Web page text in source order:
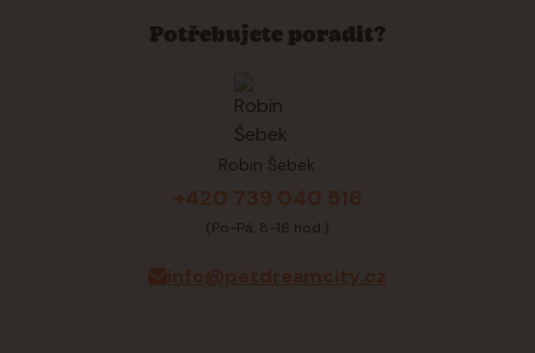
Potřebujete poradit?
Robin Šebek
+420 739 040 516
(Po-Pá, 8-16 hod.)
info@petdreamcity.cz